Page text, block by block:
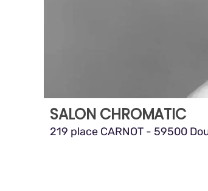
SALON CHROMATIC
219 place CARNOT - 59500